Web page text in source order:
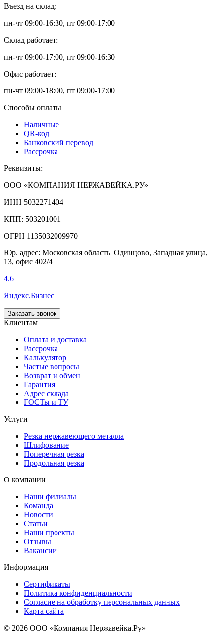
Въезд на склад:
пн-чт 09:00-16:30, пт 09:00-17:00
Склад работает:
пн-чт 09:00-17:00, пт 09:00-16:30
Офис работает:
пн-чт 09:00-18:00, пт 09:00-17:00
Способы оплаты
Наличные
QR-код
Банковский перевод
Рассрочка
Реквизиты:
ООО «КОМПАНИЯ НЕРЖАВЕЙКА.РУ»
ИНН 5032271404
КПП: 503201001
ОГРН 1135032009970
Юр. адрес: Московская область, Одинцово, Западная улица,
13, офис 402/4
4.6
Яндекс.Бизнес
Заказать звонок
Клиентам
Оплата и доставка
Рассрочка
Калькулятор
Частые вопросы
Возврат и обмен
Гарантия
Адрес склада
ГОСТы и ТУ
Услуги
Резка нержавеющего металла
Шлифование
Поперечная резка
Продольная резка
О компании
Наши филиалы
Команда
Новости
Статьи
Наши проекты
Отзывы
Вакансии
Информация
Сертификаты
Политика конфиденциальности
Согласие на обработку персональных данных
Карта сайта
© 2026 ООО «Компания Нержавейка.Ру»